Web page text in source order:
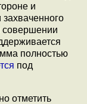
и
совершении
полностью
под
отметить